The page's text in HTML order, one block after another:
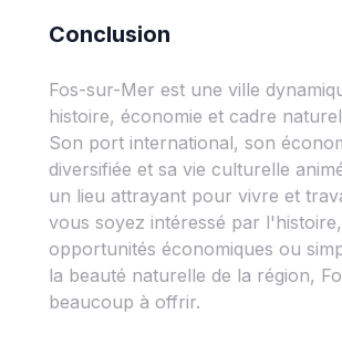
Conclusion
Fos-sur-Mer est une ville
histoire, économie et cadre
Son port international, son
diversifiée et sa vie culturelle
un lieu attrayant pour vivre et
vous soyez intéressé par
opportunités économiques ou
la beauté naturelle de la région,
beaucoup à offrir.